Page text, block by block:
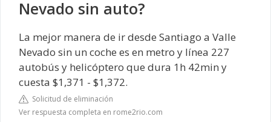
Nevado sin auto?
La mejor manera de ir desde Santiago a Valle
Nevado sin un coche es en metro y línea 227
autobús y helicóptero que dura 1h 42min y
cuesta $1,371 - $1,372.
Solicitud de eliminación
Ver respuesta completa en rome2rio.com